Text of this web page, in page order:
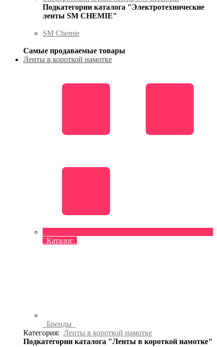
Подкатегории каталога "Электротехнические
ленты SM CHEMIE"
SM Chemie
Самые продаваемые товары
Ленты в короткой намотке
Каталог
Бренды
Категория: Ленты в короткой намотке
Подкатегории каталога "Ленты в короткой намотке"